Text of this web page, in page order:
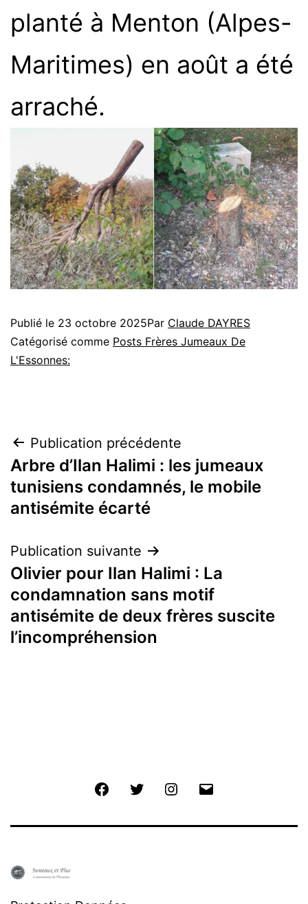
planté à Menton (Alpes-
Maritimes) en août a été
arraché.
Publié le 23 octobre 2025Par Claude DAYRES
Catégorisé comme Posts Frères Jumeaux De
L'Essonnes:
Navigation
de
l’article
Publication précédente
Arbre d’Ilan Halimi : les jumeaux
tunisiens condamnés, le mobile
antisémite écarté
Publication suivante
Olivier pour Ilan Halimi : La
condamnation sans motif
antisémite de deux frères suscite
l’incompréhension
FacebookTwitter Instagram